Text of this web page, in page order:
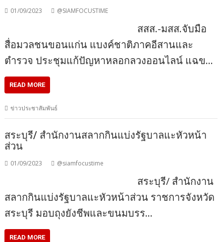
01/09/2023 @SIAMFOCUSTIME
สสส.-มสส.จับมือ
สื่อมวลชนขอนแก่น แบงค์ชาติภาคอีสานและ
ตำรวจ ประชุมแก้ปัญหาหลอกลวงออนไลน์ แฉข…
READ MORE
ข่าวประชาสัมพันธ์
สระบุรี/ สำนักงานสลากกินแบ่งรัฐบาลแะหัวหน้า
ส่วน
01/09/2023 @siamfocustime
สระบุรี/ สำนักงาน
สลากกินแบ่งรัฐบาลแะหัวหน้าส่วน ราชการจังหวัด
สระบุรี มอบถุงยังชีพและขนมบรร…
READ MORE